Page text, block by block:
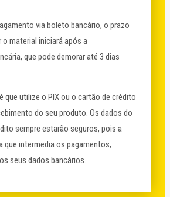
via boleto bancário, o prazo
o material iniciará após a
que pode demorar até 3 dias
que utilize o PIX ou o cartão de crédito
do seu produto. Os dados do
sempre estarão seguros, pois a
que intermedia os pagamentos,
seus dados bancários.